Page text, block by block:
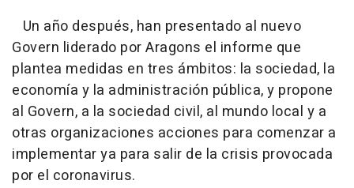
Un año después, han presentado al nuevo
Govern liderado por Aragons el informe que
plantea medidas en tres ámbitos: la sociedad, la
economía y la administración pública, y propone
al Govern, a la sociedad civil, al mundo local y a
otras organizaciones acciones para comenzar a
implementar ya para salir de la crisis provocada
por el coronavirus.